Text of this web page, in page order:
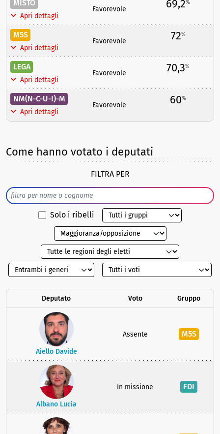
MISTO
Apri dettagli
Favorevole 69,2%
M5S
Apri dettagli
Favorevole 72%
LEGA
Apri dettagli
Favorevole 70,3%
NM(N-C-U-I)-M
Apri dettagli
Favorevole 60%
Come hanno votato i deputati
FILTRA PER
Solo i ribelli
Deputato Voto Gruppo
Aiello Davide
Assente M5S
Albano Lucia
In missione FDI